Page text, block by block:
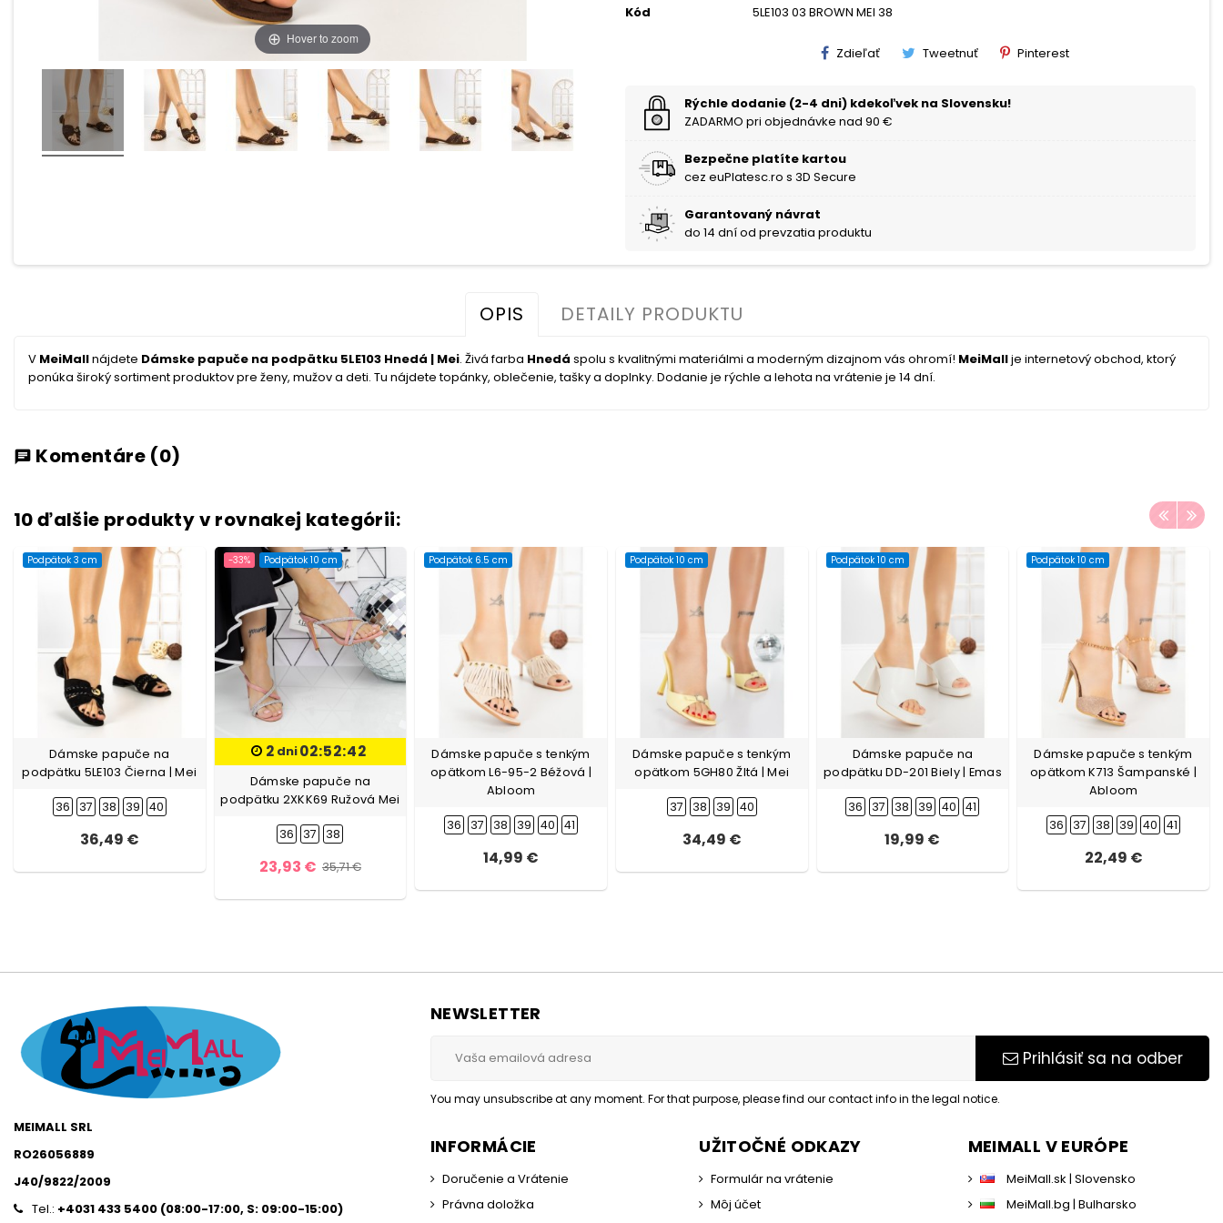
Hover to zoom
Kód
5LE103 03 BROWN MEI 38
Zdieľať Tweetnuť Pinterest
Rýchle dodanie (2-4 dni) kdekoľvek na Slovensku!
ZADARMO pri objednávke nad 90 €
Bezpečne platíte kartou
cez euPlatesc.ro s 3D Secure
Garantovaný návrat
do 14 dní od prevzatia produktu
OPIS DETAILY PRODUKTU
V MeiMallnájdete Dámske papuče na podpätku 5LE103 Hnedá | Mei. Živá farba Hnedá spolu s kvalitnými materiálmi a moderným dizajnom vás ohromí! MeiMallje internetový obchod, ktorý
ponúka široký sortiment produktov pre ženy, mužov a deti. Tu nájdete topánky, oblečenie, tašky a doplnky. Dodanie je rýchle a lehota na vrátenie je 14 dní.
chat Komentáre (0)
10 ďalšie produkty v rovnakej kategórii:
Podpätok 3 cm
Dámske papuče na
podpätku 5LE103 Čierna | Mei
36 37 38 39 40
36,49 €
-33% Podpätok 10 cm
2 dni 02:52:41
Dámske papuče na
podpätku 2XKK69 Ružová Mei
36 37 38
23,93 € 35,71 €
Podpätok 6.5 cm
Dámske papuče s tenkým
opätkom L6-95-2 Béžová |
Abloom
36 37 38 39 40 41
14,99 €
Podpätok 10 cm
Dámske papuče s tenkým
opätkom 5GH80 Žltá | Mei
37 38 39 40
34,49 €
Podpätok 10 cm
Dámske papuče na
podpätku DD-201 Biely | Emas
36 37 38 39 40 41
19,99 €
Podpätok 10 cm
Dámske papuče s tenkým
opätkom K713 Šampanské |
Abloom
36 37 38 39 40 41
22,49 €
MEIMALL SRL
RO26056889
J40/9822/2009
Tel.: +4031 433 5400 (08:00-17:00, S: 09:00-15:00)
NEWSLETTER
Prihlásiť sa na odber
You may unsubscribe at any moment. For that purpose, please find our contact info in the legal notice.
INFORMÁCIE
Doručenie a Vrátenie
Právna doložka
UŽITOČNÉ ODKAZY
Formulár na vrátenie
Môj účet
MEIMALL V EURÓPE
MeiMall.sk | Slovensko
MeiMall.bg | Bulharsko